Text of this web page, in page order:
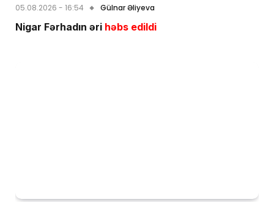
05.08.2026 - 16:54 Gülnar Əliyeva
Nigar Fərhadın əri həbs edildi